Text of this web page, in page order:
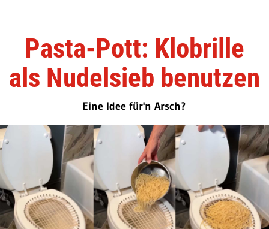
Pasta-Pott: Klobrille
als Nudelsieb benutzen
Eine Idee für'n Arsch?